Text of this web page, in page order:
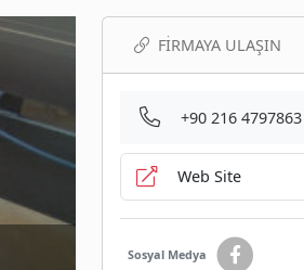
FIRMAYA ULAŞIN
+90 216 4797863
Web Site
Sosyal Medya